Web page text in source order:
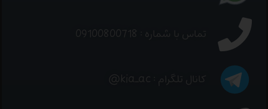
تماس با شماره : 09100800718
کانال تلگرام : kia_ac@